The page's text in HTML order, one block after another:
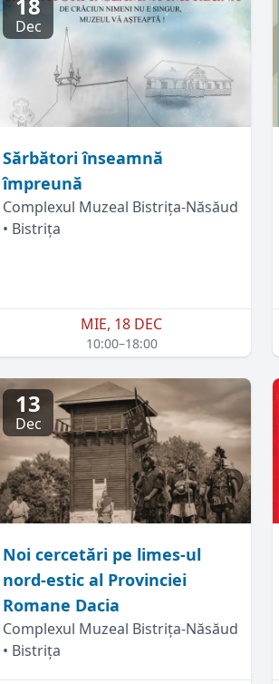
Dec
Sărbători înseamnă
împreună
Complexul Muzeal Bistrița-Năsăud
• Bistrița
MIE, 18 DEC
10:00–18:00
13
Dec
Noi cercetări pe limes-ul
nord-estic al Provinciei
Romane Dacia
Complexul Muzeal Bistrița-Năsăud
• Bistrița